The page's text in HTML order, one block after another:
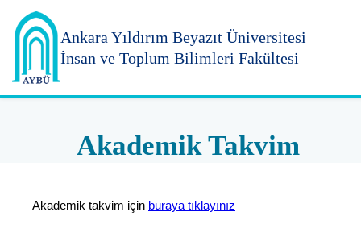
Ankara Yıldırım Beyazıt Üniversitesi
İnsan ve Toplum Bilimleri Fakültesi
Akademik Takvim
Akademik takvim için buraya tıklayınız